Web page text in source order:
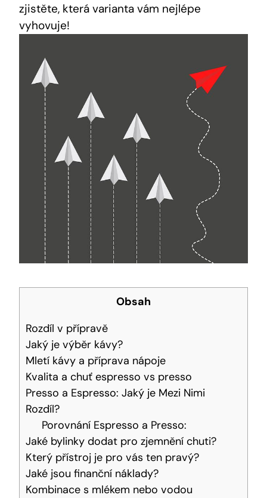
zjistěte, která varianta vám nejlépe
vyhovuje!
Obsah
Rozdíl v přípravě
Jaký je výběr kávy?
Mletí kávy a příprava nápoje
Kvalita a chuť espresso vs presso
Presso a Espresso: Jaký je Mezi Nimi
Rozdíl?
Porovnání Espresso a Presso:
Jaké bylinky dodat pro zjemnění chuti?
Který přístroj je pro vás ten pravý?
Jaké jsou finanční náklady?
Kombinace s mlékem nebo vodou